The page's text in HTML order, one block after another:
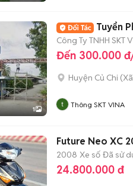
1
Tuyển
Công Ty TNHH SKT
Đến 300.000
Huyện Củ Chi (
Thông SKT VINA
Future Neo XC
2008 Xe số Đã sử
24.800.000 đ